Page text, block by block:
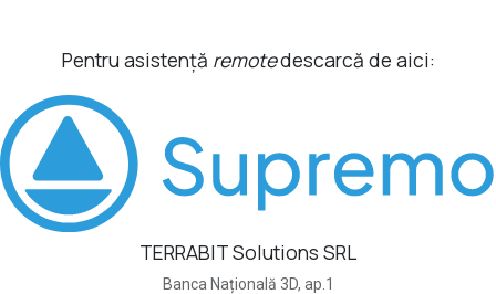
Pentru asistență remotedescarcă de aici:
TERRABIT Solutions SRL
Banca Națională 3D, ap.1